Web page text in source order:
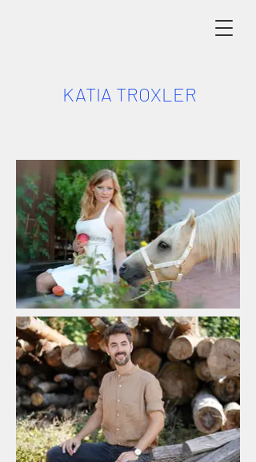
KATIA TROXLER